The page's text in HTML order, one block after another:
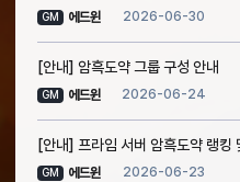
GM 에드윈 2026-06-30
[안내] 암흑도약 그룹 구성 안내
GM 에드윈 2026-06-24
[안내] 프라임 서버 암흑도약 랭킹
GM 에드윈 2026-06-23